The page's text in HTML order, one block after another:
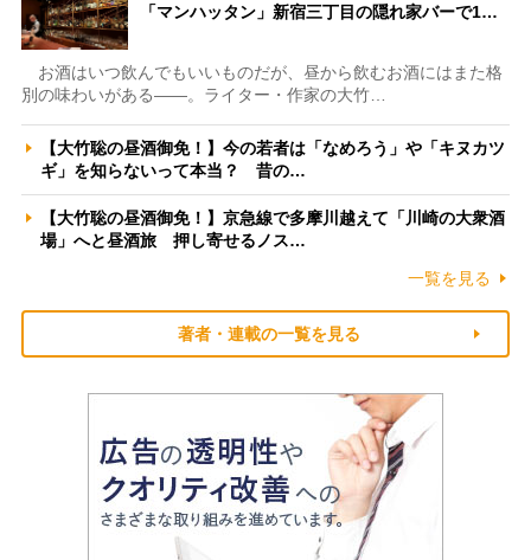
「マンハッタン」新宿三丁目の隠れ家バーで1…
お酒はいつ飲んでもいいものだが、昼から飲むお酒にはまた格
別の味わいがある――。ライター・作家の大竹…
【大竹聡の昼酒御免！】今の若者は「なめろう」や「キヌカツ
ギ」を知らないって本当？ 昔の…
【大竹聡の昼酒御免！】京急線で多摩川越えて「川崎の大衆酒
場」へと昼酒旅 押し寄せるノス…
一覧を見る
著者・連載の一覧を見る